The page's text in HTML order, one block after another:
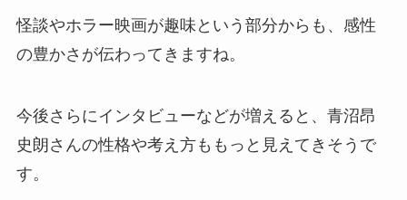
怪談やホラー映画が趣味という部分からも、感性
の豊かさが伝わってきますね。
今後さらにインタビューなどが増えると、青沼昂
史朗さんの性格や考え方ももっと見えてきそうで
す。